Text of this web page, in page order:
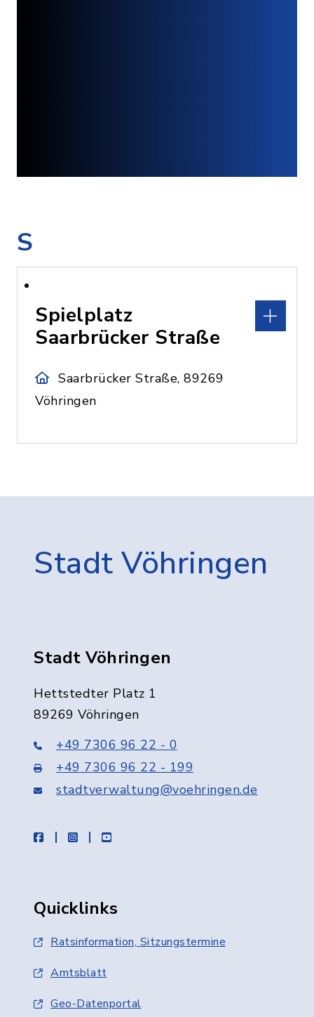
S
Spielplatz
Saarbrücker Straße
Saarbrücker Straße, 89269
Vöhringen
Stadt Vöhringen
Stadt Vöhringen
Hettstedter Platz 1
89269 Vöhringen
+49 7306 96 22 - 0
+49 7306 96 22 - 199
stadtverwaltung@voehringen.de
facebookinstagramyoutube
Quicklinks
Ratsinformation, Sitzungstermine
Amtsblatt
Geo-Datenportal